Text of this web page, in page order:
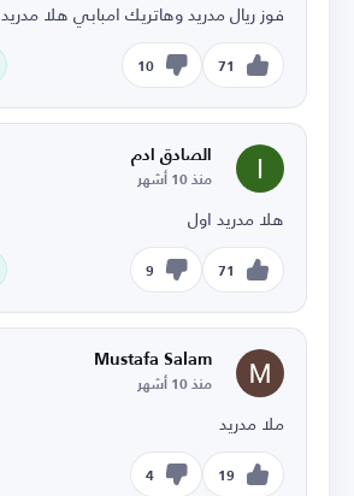
فوز ريال مدريد وهاتريك امبابي هلا مدريد
71
10
الصادق ادم
منذ 10 أشهر
هلا مدريد اول
71
9
Mustafa Salam
منذ 10 أشهر
ملا مدريد
19
4